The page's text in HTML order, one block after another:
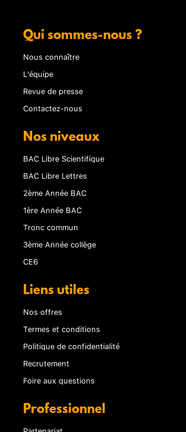
Qui sommes-nous ?
Nous connaître
L'équipe
Revue de presse
Contactez-nous
Nos niveaux
BAC Libre Scientifique
BAC Libre Lettres
2ème Année BAC
1ère Année BAC
Tronc commun
3ème Année collège
CE6
Liens utiles
Nos offres
Termes et conditions
Politique de confidentialité
Recrutement
Foire aux questions
Professionnel